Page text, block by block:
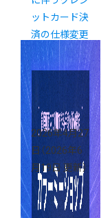
ットカード決
済の仕様変更
について
（7/14更新）
2026年4月27
日 （2026年6
月19日 更新）